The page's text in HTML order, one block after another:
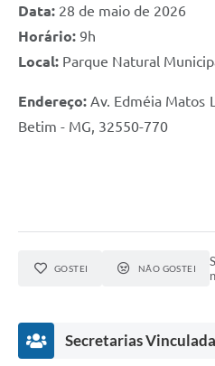
Data: 28 de maio de 2026
Horário: 9h
Local: Parque Natural
Endereço:Av. Edméia Matos
Betim - MG, 32550-770
GOSTEI NÃO GOSTEI
Secretarias